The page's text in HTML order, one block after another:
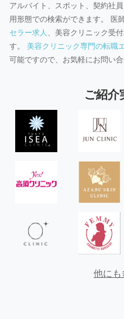
アルバイト、スポット、契約社
用形態での検索ができます。 医師
セラー求人
、美容クリニック受
す。 美容クリニック専門の転職
可能ですので、お気軽にお問い合
ご紹介
他にも